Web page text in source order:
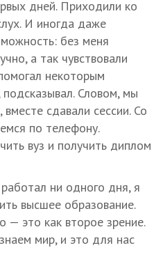
дней. Приходили ко
И иногда даже
без меня
а так чувствовали
некоторым
Словом, мы
сдавали сессии. Со
по телефону.
вуз и получить диплом
ни одного дня, я
высшее образование.
— это как второе зрение.
мир, и это для нас